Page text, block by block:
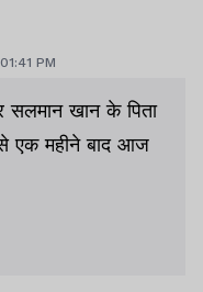
PM
सलमान खान के पिता
एक महीने बाद आज